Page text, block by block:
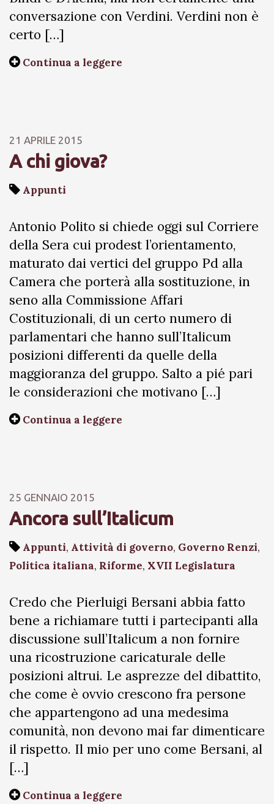
conversazione con Verdini. Verdini non è
certo […]
Continua a leggere
21 APRILE 2015
A chi giova?
Appunti
Antonio Polito si chiede oggi sul Corriere
della Sera cui prodest l’orientamento,
maturato dai vertici del gruppo Pd alla
Camera che porterà alla sostituzione, in
seno alla Commissione Affari
Costituzionali, di un certo numero di
parlamentari che hanno sull’Italicum
posizioni differenti da quelle della
maggioranza del gruppo. Salto a pié pari
le considerazioni che motivano […]
Continua a leggere
25 GENNAIO 2015
Ancora sull’Italicum
Appunti, Attività di governo, Governo Renzi,
Politica italiana, Riforme, XVII Legislatura
Credo che Pierluigi Bersani abbia fatto
bene a richiamare tutti i partecipanti alla
discussione sull’Italicum a non fornire
una ricostruzione caricaturale delle
posizioni altrui. Le asprezze del dibattito,
che come è ovvio crescono fra persone
che appartengono ad una medesima
comunità, non devono mai far dimenticare
il rispetto. Il mio per uno come Bersani, al
[…]
Continua a leggere